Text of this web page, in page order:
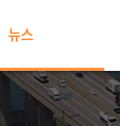
뉴스